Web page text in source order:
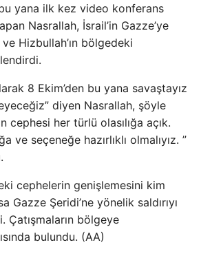
yana ilk kez video konferans
Nasrallah, İsrail’in Gazze’ye
ve Hizbullah’ın bölgedeki
8 Ekim’den bu yana savaştayız
diyen Nasrallah, şöyle
cephesi her türlü olasılığa açık.
ve seçeneğe hazırlıklı olmalıyız. ”
cephelerin genişlemesini kim
Gazze Şeridi’ne yönelik saldırıyı
Çatışmaların bölgeye
bulundu. (AA)